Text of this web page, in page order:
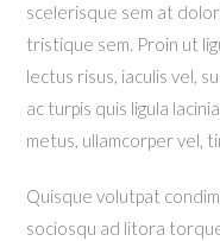
scelerisque sem at
tristique sem. Proin ut
lectus risus, iaculis vel,
ac turpis quis ligula
metus, ullamcorper vel,
Quisque volutpat
sociosqu ad litora